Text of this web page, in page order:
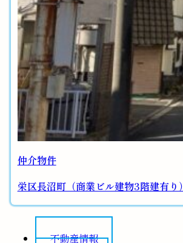
仲介物件
栄区長沼町（商業ビル建物3階建有り）
不動産情報